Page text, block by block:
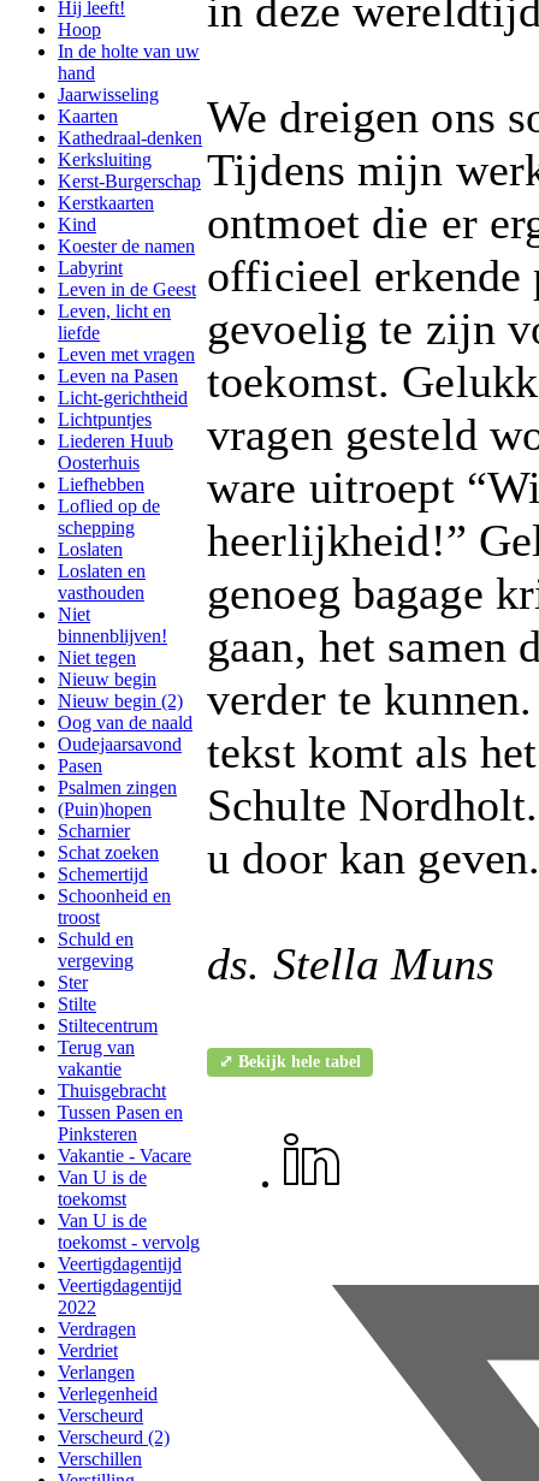
Hij leeft!
Hoop
In de holte van uw
hand
Jaarwisseling
Kaarten
Kathedraal-denken
Kerksluiting
Kerst-Burgerschap
Kerstkaarten
Kind
Koester de namen
Labyrint
Leven in de Geest
Leven, licht en
liefde
Leven met vragen
Leven na Pasen
Licht-gerichtheid
Lichtpuntjes
Liederen Huub
Oosterhuis
Liefhebben
Loflied op de
schepping
Loslaten
Loslaten en
vasthouden
Niet
binnenblijven!
Niet tegen
Nieuw begin
Nieuw begin (2)
Oog van de naald
Oudejaarsavond
Pasen
Psalmen zingen
(Puin)hopen
Scharnier
Schat zoeken
Schemertijd
Schoonheid en
troost
Schuld en
vergeving
Ster
Stilte
Stiltecentrum
Terug van
vakantie
Thuisgebracht
Tussen Pasen en
Pinksteren
Vakantie - Vacare
Van U is de
toekomst
Van U is de
toekomst - vervolg
Veertigdagentijd
Veertigdagentijd
2022
Verdragen
Verdriet
Verlangen
Verlegenheid
Verscheurd
Verscheurd (2)
Verschillen
in deze
We dreigen ons
Tijdens mijn
ontmoet die er
officieel erkende
gevoelig te zijn
toekomst.
vragen gesteld
ware uitroept
heerlijkheid!”
genoeg bagage
gaan, het
verder te
tekst komt als
Schulte
u door kan
ds. Stella Muns
⤢ Bekijk hele tabel